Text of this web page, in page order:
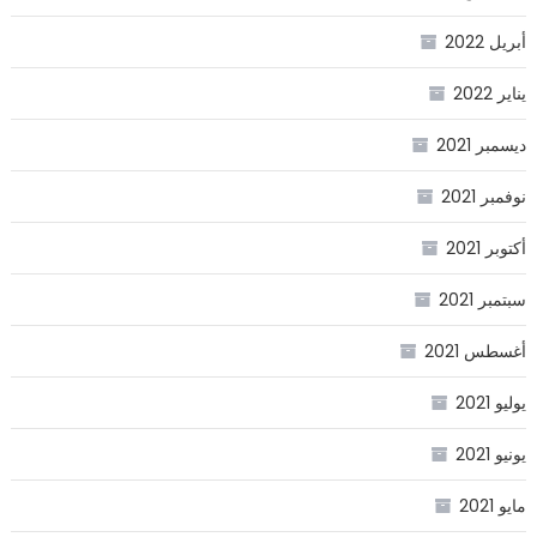
أبريل 2022
يناير 2022
ديسمبر 2021
نوفمبر 2021
أكتوبر 2021
سبتمبر 2021
أغسطس 2021
يوليو 2021
يونيو 2021
مايو 2021